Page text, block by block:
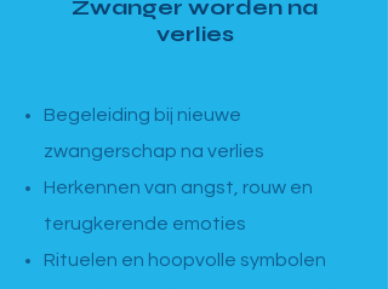
Zwanger worden na
verlies
Begeleiding bij nieuwe
zwangerschap na verlies
Herkennen van angst, rouw en
terugkerende emoties
Rituelen en hoopvolle symbolen